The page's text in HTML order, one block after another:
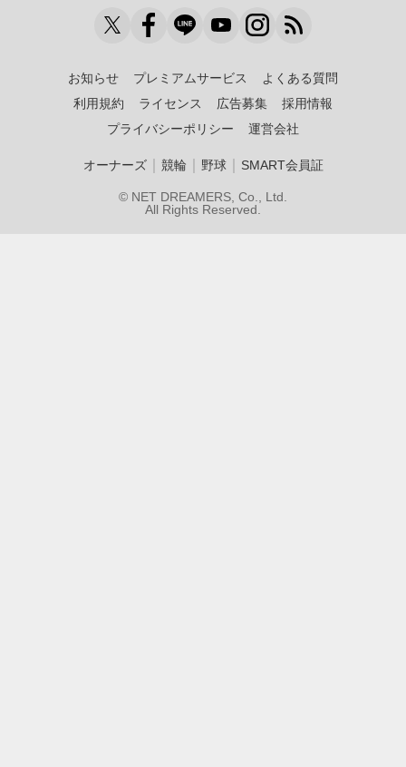
お知らせ プレミアムサービス
よくある質問
利用規約
ライセンス 広告募集
採用情報
プライバシーポリシー
運営会社
オーナーズ｜ 競輪 野球｜ SMART会員証
© NET DREAMERS, Co., Ltd.
All Rights Reserved.